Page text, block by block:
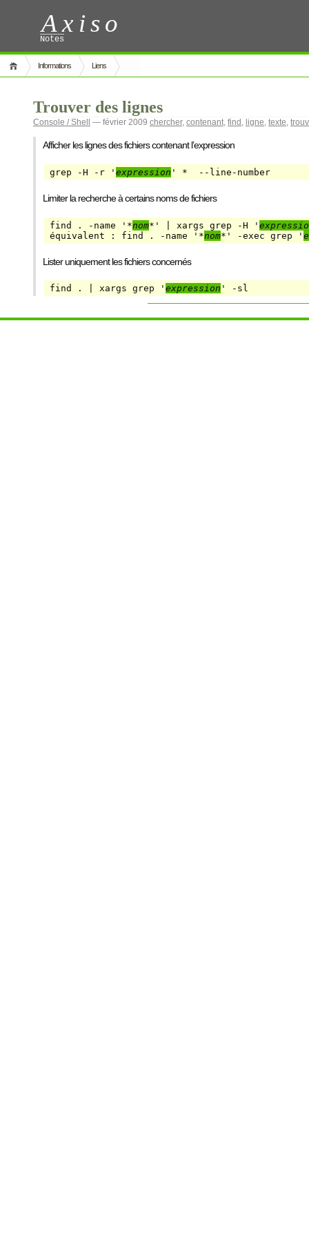
Axiso
Notes
Informations Liens
Trouver des lignes
Console / Shell — février 2009 chercher, contenant, find , ligne, texte,
Afficher les lignes des fichiers contenant l’expression
grep -H -r ' expression ' *  --line-number
Limiter la recherche à certains noms de fichiers
find . -name '*nom*' | xargs grep -H '
équivalent : find . -name '*nom*' -exec grep '
Lister uniquement les fichiers concernés
find . | xargs grep ' expression ' -sl